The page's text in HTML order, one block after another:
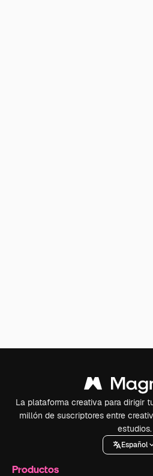
La plataforma creativa para dirigir
millón de suscriptores entre
estudios.
Español
Productos